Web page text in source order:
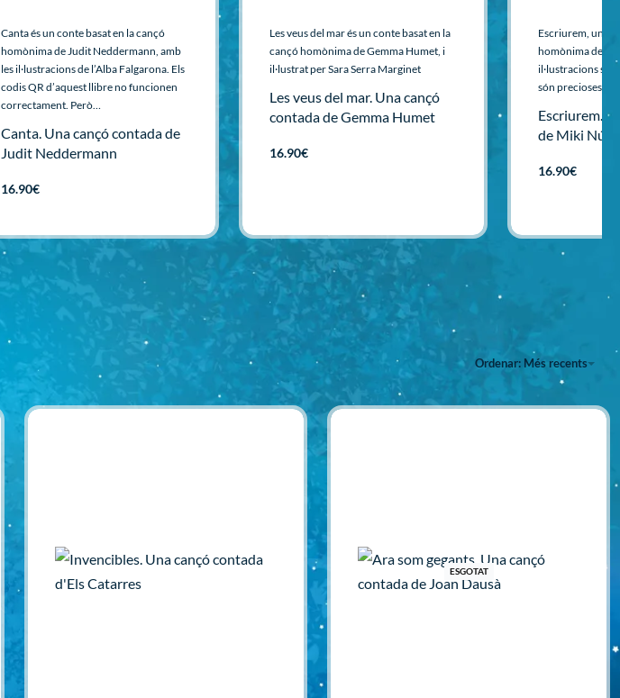
Canta és un conte basat en la cançó
homònima de Judit Neddermann, amb
les il·lustracions de l’Alba Falgarona. Els
codis QR d’aquest llibre no funcionen
correctament. Però…
Canta. Una cançó contada de
Judit Neddermann
16.90€
Afegir
Les veus del mar és un conte basat en la
cançó homònima de Gemma Humet, i
il·lustrat per Sara Serra Marginet
Les veus del mar. Una cançó
contada de Gemma Humet
16.90€
Escriurem, un
homònima de
il·lustracions
són precioses, us
Escriurem.
de Miki
16.90€
Ordenar: Més recents
ESGOTAT